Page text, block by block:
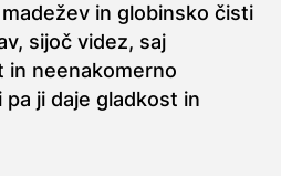
in globinsko čisti
sijoč videz, saj
in neenakomerno
ji daje gladkost in